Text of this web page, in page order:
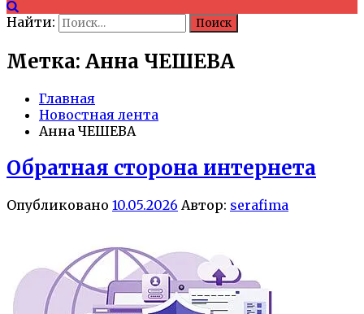
Найти:
Метка: Анна ЧЕШЕВА
Главная
Новостная лента
Анна ЧЕШЕВА
Обратная сторона интернета
Опубликовано 10.05.2026 Автор: serafima